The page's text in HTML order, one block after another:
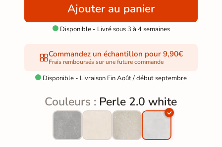
Ajouter au panier
Disponible - Livré sous 3 à 4 semaines
Commandez un échantillon pour 9,90€
Frais remboursés sur une future commande
 Disponible - Livraison Fin Août / début septembre
Couleurs : Perle 2.0 white